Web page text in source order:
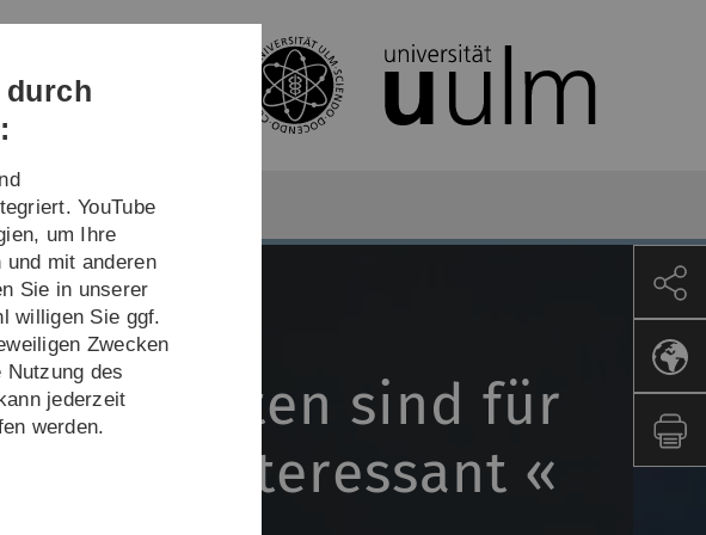
sind für
interessant «
durch
YouTube
um Ihre
und mit anderen
Sie in unserer
willigen Sie ggf.
Zwecken
des
jederzeit
werden.